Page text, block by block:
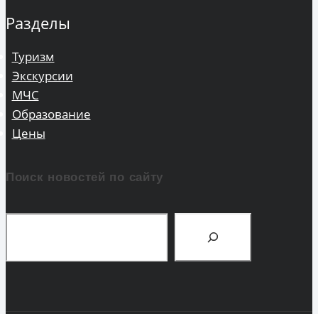
Разделы
Туризм
Экскурсии
МЧС
Образование
Цены
Поиск новостей по сайту